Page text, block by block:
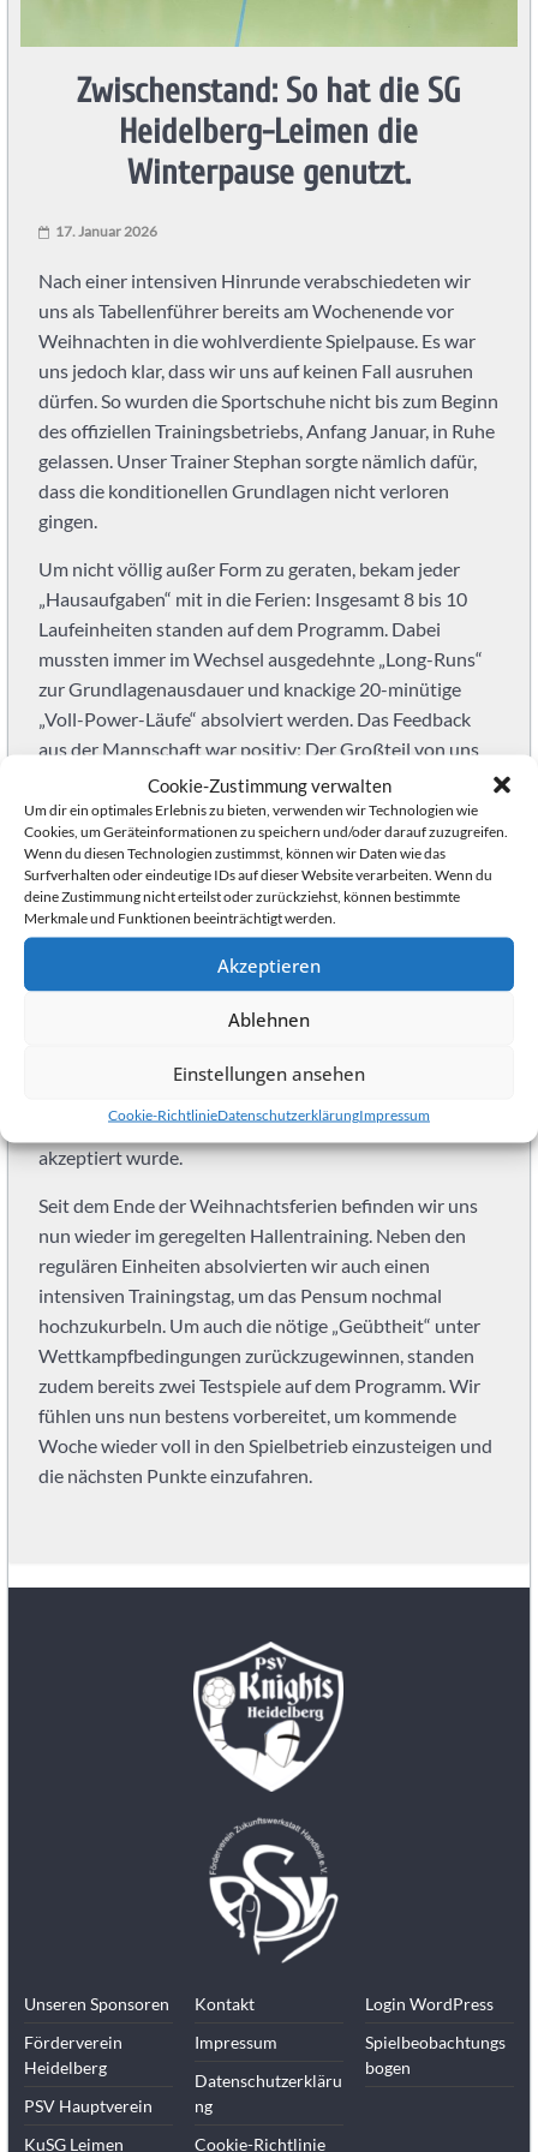
Cookie-Zustimmung verwalten
Um dir ein optimales Erlebnis zu bieten, verwenden wir Technologien wie
Cookies, um Geräteinformationen zu speichern und/oder darauf zuzugreifen.
Wenn du diesen Technologien zustimmst, können wir Daten wie das
Surfverhalten oder eindeutige IDs auf dieser Website verarbeiten. Wenn du
deine Zustimmung nicht erteilst oder zurückziehst, können bestimmte
Merkmale und Funktionen beeinträchtigt werden.
Akzeptieren
Ablehnen
Einstellungen ansehen
Cookie-RichtlinieDatenschutzerklärungImpressum
Knights
Heidelberg
mit
SG
Heidelberg-
Leimen:
PSV
Heidelberg
Abteilung
Handball.
Handball
für
Jugendliche
und
Erwachsene.
Du
suchst
als
Student
dem
Studium
einen
Verein?
Wir
als
Heidelberg-
Leimen.
Zwischenstand: So hat die SG
Heidelberg-Leimen die
Winterpause genutzt.
17. Januar 2026
Nach einer intensiven Hinrunde verabschiedeten wir
uns als Tabellenführer bereits am Wochenende vor
Weihnachten in die wohlverdiente Spielpause. Es war
uns jedoch klar, dass wir uns auf keinen Fall ausruhen
dürfen. So wurden die Sportschuhe nicht bis zum Beginn
des offiziellen Trainingsbetriebs, Anfang Januar, in Ruhe
gelassen. Unser Trainer Stephan sorgte nämlich dafür,
dass die konditionellen Grundlagen nicht verloren
gingen.
Um nicht völlig außer Form zu geraten, bekam jeder
„Hausaufgaben“ mit in die Ferien: Insgesamt 8 bis 10
Laufeinheiten standen auf dem Programm. Dabei
mussten immer im Wechsel ausgedehnte „Long-Runs“
zur Grundlagenausdauer und knackige 20-minütige
„Voll-Power-Läufe“ absolviert werden. Das Feedback
aus der Mannschaft war positiv: Der Großteil von uns
hat die Einheiten konsequent durchgezogen, auch
Spieler die sonst eher als „lauf-faul“ gelten. Somit
konnten wir zum Trainingsauftakt am 07.01. auf einem
guten Fitnesslevel einsteigen.
Neben dem individuellen Training kam aber auch der
trafen sich einige von uns zu einem gemeinsamen
Vordergrund, dennoch konnte die Vorfreude noch
Trainierteam bereits im Voraus als Laufeinheit
akzeptiert wurde.
Seit dem Ende der Weihnachtsferien befinden wir uns
nun wieder im geregelten Hallentraining. Neben den
regulären Einheiten absolvierten wir auch einen
intensiven Trainingstag, um das Pensum nochmal
hochzukurbeln. Um auch die nötige „Geübtheit“ unter
Wettkampfbedingungen zurückzugewinnen, standen
zudem bereits zwei Testspiele auf dem Programm. Wir
fühlen uns nun bestens vorbereitet, um kommende
Woche wieder voll in den Spielbetrieb einzusteigen und
die nächsten Punkte einzufahren.
Unseren Sponsoren
Förderverein
Heidelberg
PSV Hauptverein
KuSG Leimen
Kontakt
Impressum
Datenschutzerkläru
ng
Cookie-Richtlinie
Login WordPress
Spielbeobachtungs
bogen